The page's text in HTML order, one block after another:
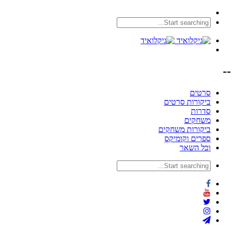
--
סרטים
ביקורות סרטים
סדרות
משחקים
ביקורות משחקים
ספרים וקומיקס
וכל השאר